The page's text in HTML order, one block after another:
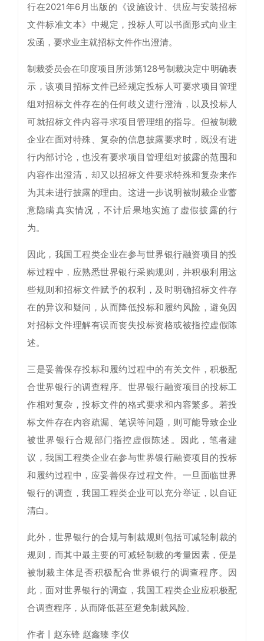
行在2021年6月出版的《设施设计、供应与安装招标
文件标准文本》中规定，投标人可以书面形式向业主
发函，要求业主就招标文件作出澄清。
制裁委员会在印度项目所涉第128号制裁决定中明确表
示，该项目招标文件已经规定投标人可要求项目管理
组对招标文件存在的任何歧义进行澄清，以及投标人
可就招标文件内容寻求项目管理组的指导。但被制裁
企业在面对特殊、复杂的信息披露要求时，既没有进
行内部讨论，也没有要求项目管理组对披露的范围和
内容作出澄清，却又以招标文件要求特殊和复杂来作
为其未进行披露的理由。这进一步说明被制裁企业蓄
意隐瞒真实情况，不计后果地实施了虚假披露的行
为。
因此，我国工程类企业在参与世界银行融资项目的投
标过程中，应熟悉世界银行采购规则，并积极利用这
些规则和招标文件赋予的权利，及时明确招标文件存
在的异议和疑问，从而降低投标和履约风险，避免因
对招标文件理解有误而丧失投标资格或被指控虚假陈
述。
三是妥善保存投标和履约过程中的有关文件，积极配
合世界银行的调查程序。世界银行融资项目的投标工
作相对复杂，投标文件的格式要求和内容繁多。若投
标文件存在内容疏漏、笔误等问题，则可能导致企业
被世界银行合规部门指控虚假陈述。因此，笔者建
议，我国工程类企业在参与世界银行融资项目的投标
和履约过程中，应妥善保存过程文件。一旦面临世界
银行的调查，我国工程类企业可以充分举证，以自证
清白。
此外，世界银行的合规与制裁规则包括可减轻制裁的
规则，而其中最主要的可减轻制裁的考量因素，便是
被制裁主体是否积极配合世界银行的调查程序。因
此，面对世界银行的调查，我国工程类企业应积极配
合调查程序，从而降低甚至避免制裁风险。
作者丨赵东锋 赵鑫臻 李仪